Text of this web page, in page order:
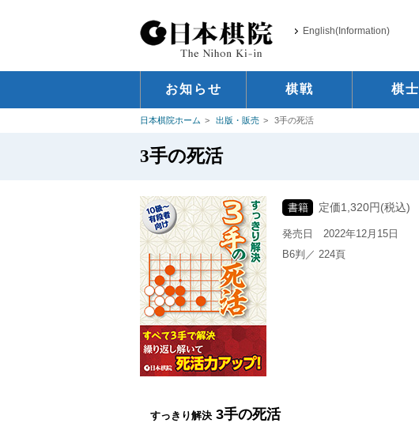
English(Information)
お知らせ 棋戦 棋士
日本棋院ホーム 出版・販売 3手の死活
3手の死活
書籍 定価1,320円(税込)
発売日
2022年12月15日
B6判／ 224頁
すっきり解決 3手の死活